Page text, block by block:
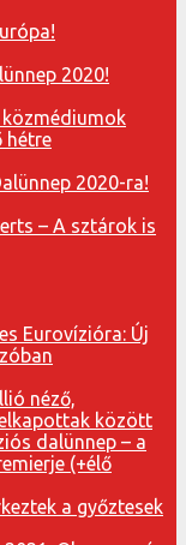
2020!
közmédiumok
hétre
2020-ra!
– A sztárok is
Eurovízióra: Új
néző,
között
dalünnep – a
(+élő
a győztesek